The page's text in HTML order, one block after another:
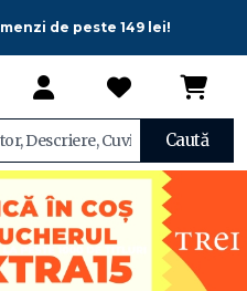
de peste 149 lei!
Caută